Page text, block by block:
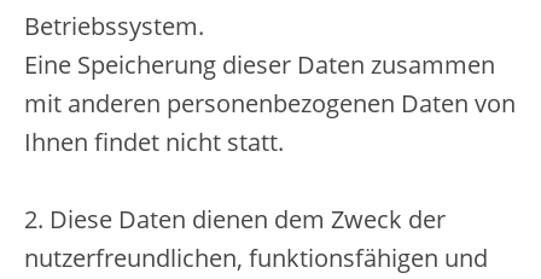
Betriebssystem.
Eine Speicherung dieser Daten zusammen
mit anderen personenbezogenen Daten von
Ihnen findet nicht statt.
2. Diese Daten dienen dem Zweck der
nutzerfreundlichen, funktionsfähigen und